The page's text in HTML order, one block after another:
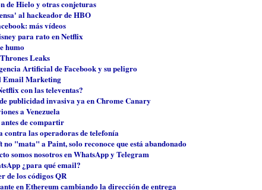
de Hielo y otras conjeturas
al hackeador de HBO
más vídeos
para rato en Netflix
humo
Leaks
Artificial de Facebook y su peligro
Email Marketing
con las televentas?
publicidad invasiva ya en Chrome Canary
a Venezuela
de compartir
contra las operadoras de telefonía
"mata" a Paint, solo reconoce que está abandonado
somos nosotros en WhatsApp y Telegram
¿para qué email?
de los códigos QR
en Ethereum cambiando la dirección de entrega